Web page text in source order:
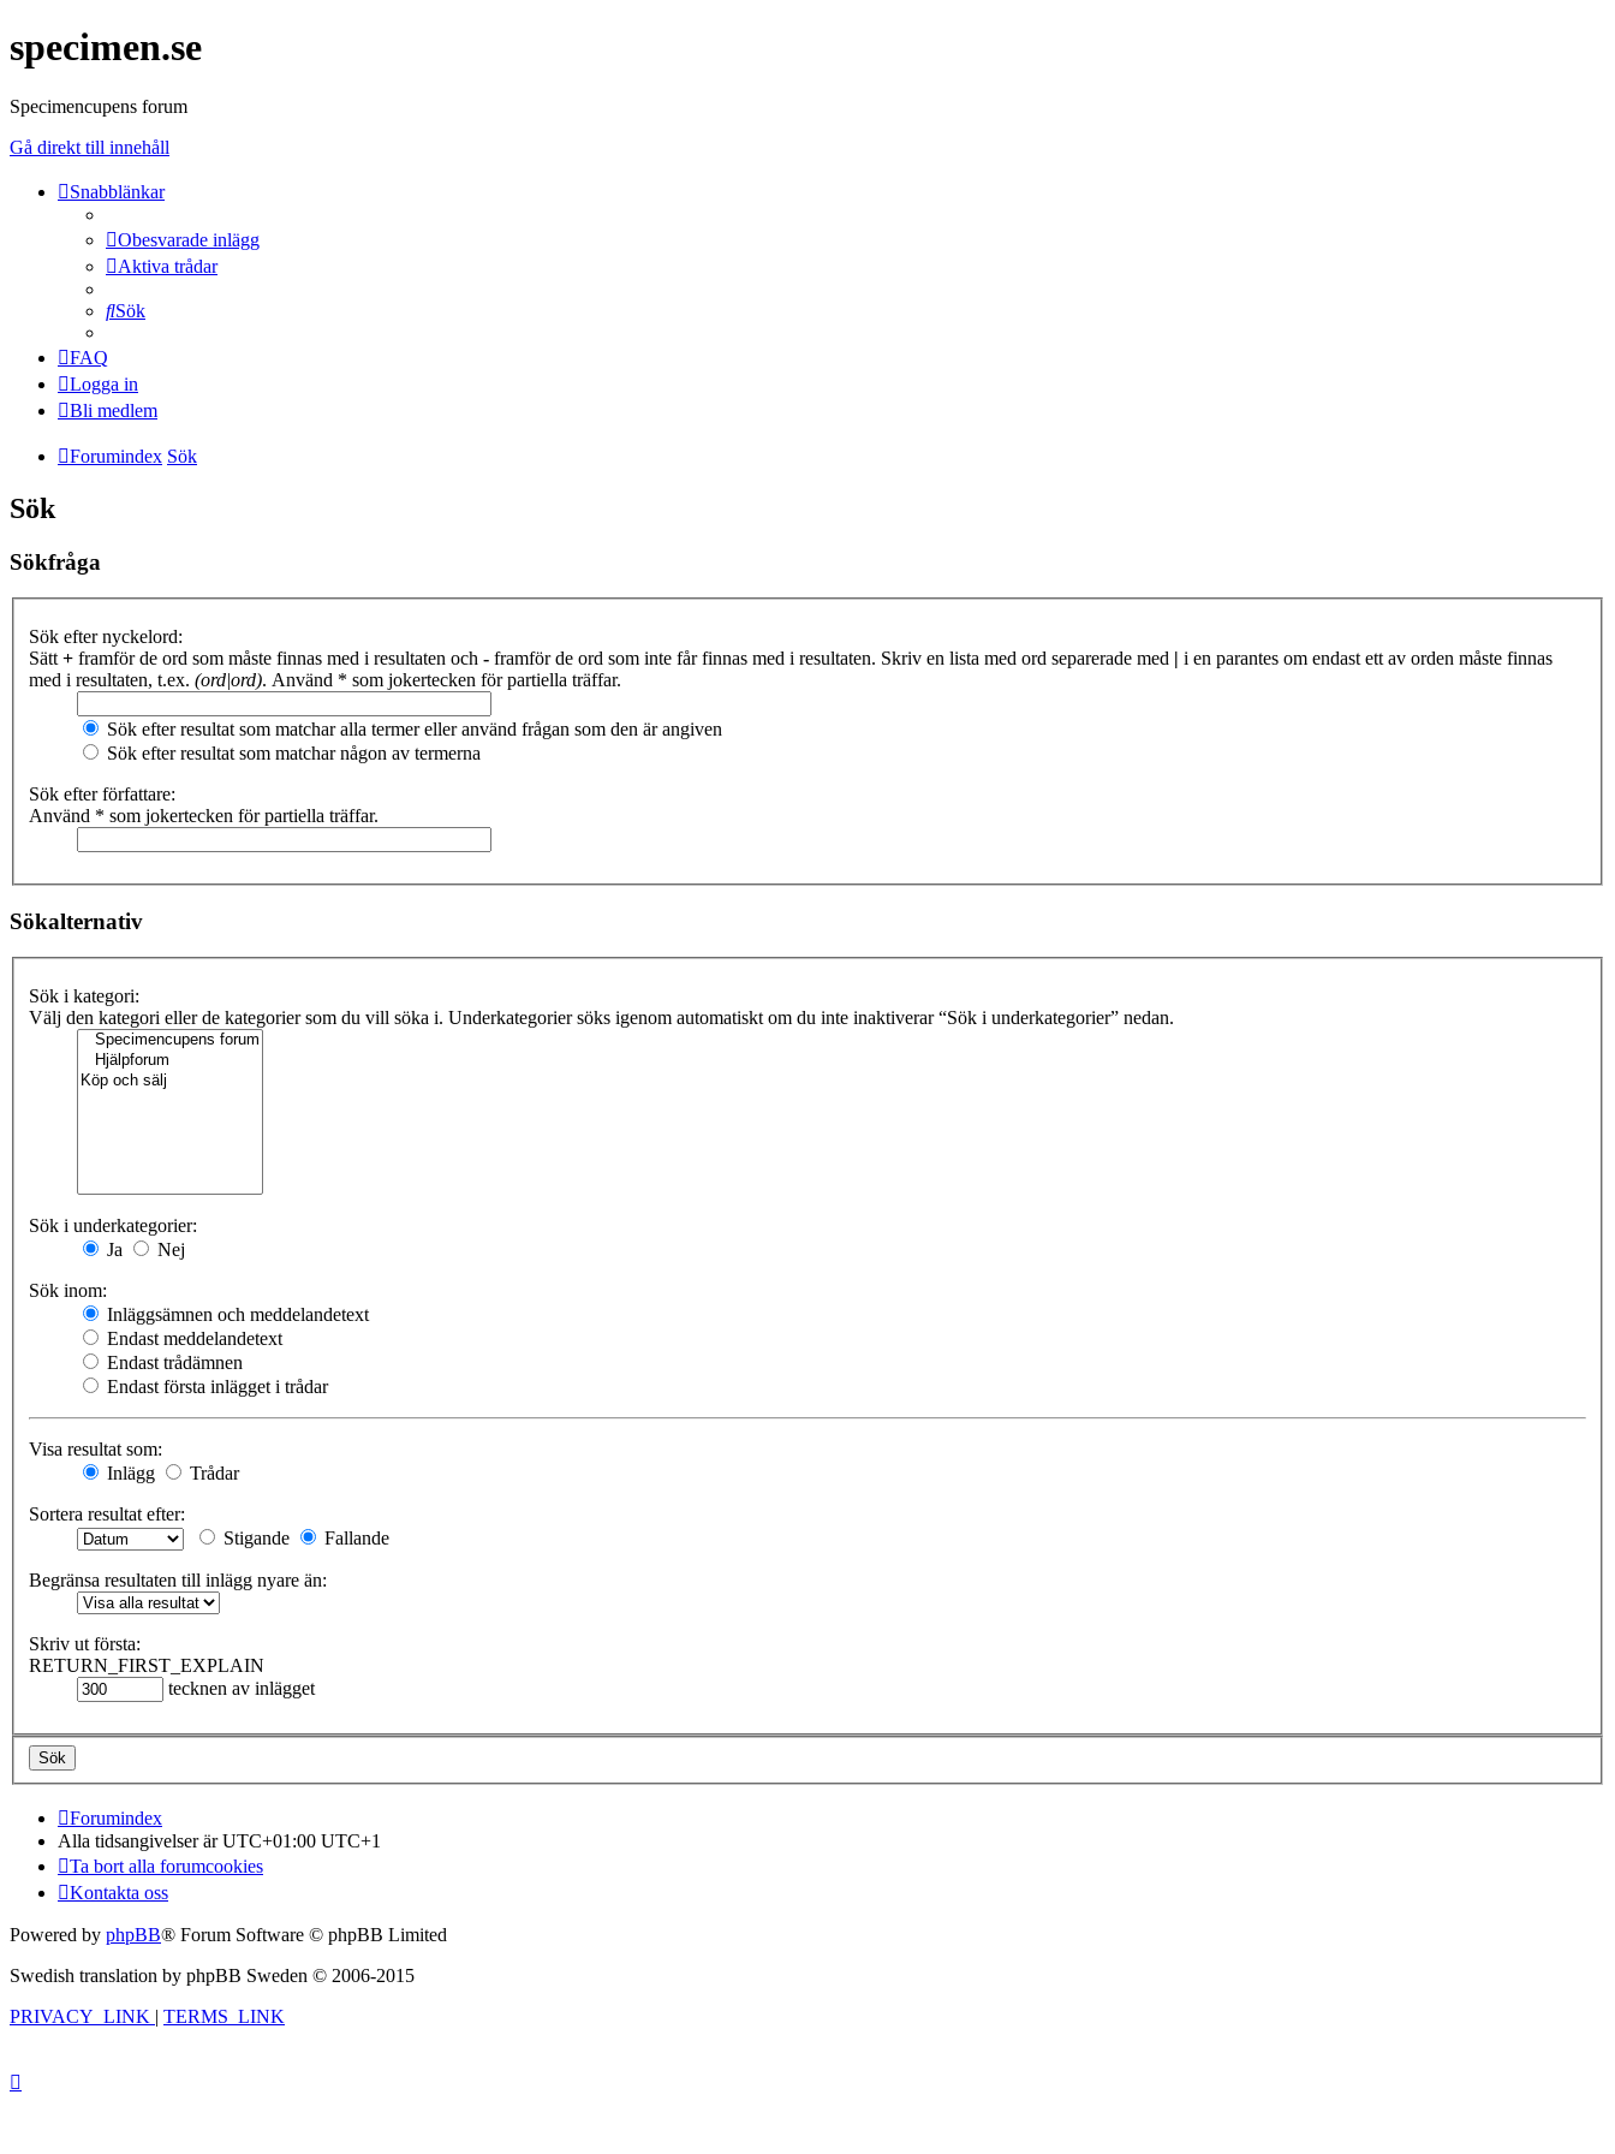
specimen.se
Specimencupens forum
Gå direkt till innehåll
Snabblänkar
Obesvarade inlägg
Aktiva trådar
Sök
FAQ
Logga in
Bli medlem
Forumindex Sök
Sök
Sökfråga
Sök efter nyckelord:
Sätt + framför de ord som måste finnas med i resultaten och - framför de ord som inte får finnas med i resultaten. Skriv en lista med ord separerade med | i en parantes om endast ett av orden måste finnas
med i resultaten, t.ex. (ord|ord). Använd * som jokertecken för partiella träffar.
Sök efter resultat som matchar alla termer eller använd frågan som den är angiven
Sök efter resultat som matchar någon av termerna
Sök efter författare:
Använd * som jokertecken för partiella träffar.
Sökalternativ
Sök i kategori:
Välj den kategori eller de kategorier som du vill söka i. Underkategorier söks igenom automatiskt om du inte inaktiverar “Sök i underkategorier” nedan.
Sök i underkategorier:
Ja
Nej
Sök inom:
Inläggsämnen och meddelandetext
Endast meddelandetext
Endast trådämnen
Endast första inlägget i trådar
Visa resultat som:
Inlägg
Trådar
Sortera resultat efter:
Stigande
Fallande
Begränsa resultaten till inlägg nyare än:
Skriv ut första:
RETURN_FIRST_EXPLAIN
tecknen av inlägget
Forumindex
Alla tidsangivelser är UTC+01:00 UTC+1
Ta bort alla forumcookies
Kontakta oss
Powered by phpBB® Forum Software © phpBB Limited
Swedish translation by phpBB Sweden © 2006-2015
PRIVACY_LINK | TERMS_LINK